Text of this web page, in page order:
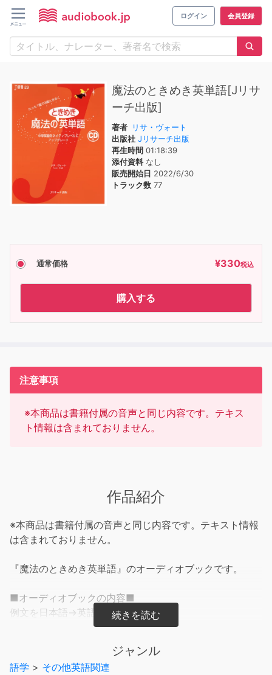
ログイン 会員登録
魔法のときめき英単語[Jリサ
ーチ出版]
著者
リサ・ヴォート
出版社 Jリサーチ出版
再生時間 01:18:39
添付資料なし
販売開始日 2022/6/30
トラック数 77
通常価格 ¥330税込
購入する
注意事項
※本商品は書籍付属の音声と同じ内容です。テキス
ト情報は含まれておりません。
作品紹介
※本商品は書籍付属の音声と同じ内容です。テキスト情報
は含まれておりません。
『魔法のときめき英単語』のオーディオブックです。
■オーディオブックの内容■
例文を日本語→英語の順で収録。
ネイティブが日ごろ使っている英単語は、中学レベルの簡
単な単語が多い。それなのに彼らの単語の使いこなしとき
ジャンル
語学 > その他英語関連